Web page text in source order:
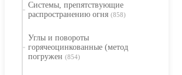
Системы, препятствующие
распространению огня (858)
Углы и повороты
горячеоцинкованные (метод
погружен (854)